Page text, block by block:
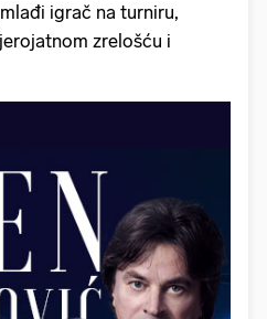
igrač na turniru,
zrelošću i